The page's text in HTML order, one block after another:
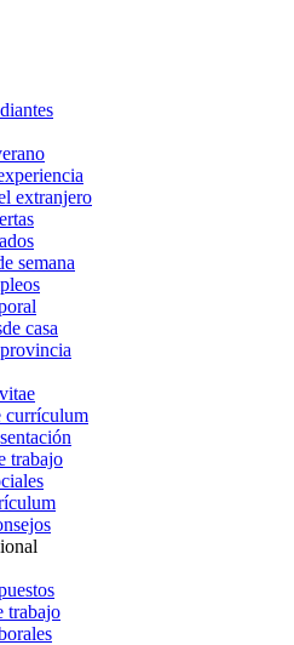
extranjero
semana
casa
currículum
trabajo
trabajo